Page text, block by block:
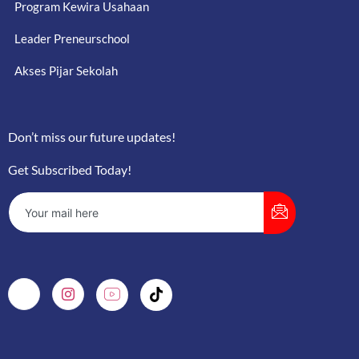
Program Kewira Usahaan
Leader Preneurschool
Akses Pijar Sekolah
Don’t miss our future updates!
Get Subscribed Today!